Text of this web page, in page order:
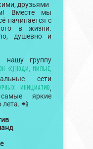
друзьями
Вместе мы
начинается с
в жизни.
душевно и
нашу группу
«Люди, милые,
сети
инициатив,
яркие
лета. 📲